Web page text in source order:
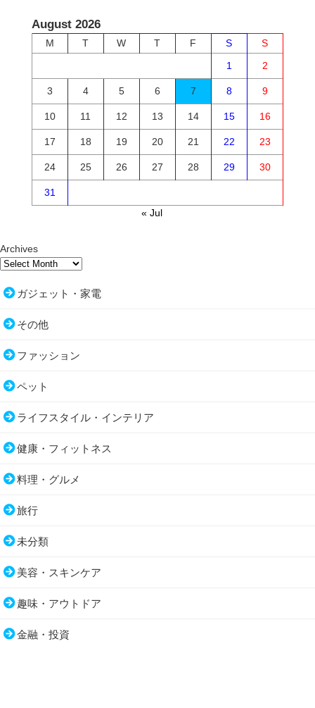
August 2026
M T W T F S
S
1
2
3 4 5 6 7 8 9
10 11 12 13 14 15 16
17 18 19 20 21 22 23
24 25 26 27 28 29 30
31
« Jul
Archives
ガジェット・家電
その他
ファッション
ペット
ライフスタイル・インテリア
健康・フィットネス
料理・グルメ
旅行
未分類
美容・スキンケア
趣味・アウトドア
金融・投資